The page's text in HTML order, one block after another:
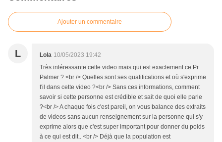
Ajouter un commentaire
L Lola 10/05/2023 19:42
Très intéressante cette video mais qui est exactement ce Pr
Palmer ? <br /> Quelles sont ses qualifications et où s'exprime
t'il dans cette video ?<br /> Sans ces informations, comment
savoir si cette personne est crédible et sait de quoi elle parle
?<br /> A chaque fois c'est pareil, on vous balance des extraits
de videos sans aucun renseignement sur la personne qui s'y
exprime alors que c'est super important pour donner du poids
à ce qui est dit.. <br /> Déjà que la population est